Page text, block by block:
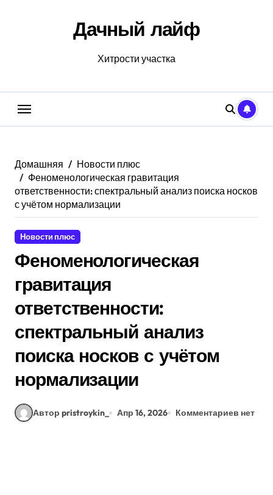
Дачный лайф
Хитрости участка
Домашняя
Новости плюс
Феноменологическая гравитация
ответственности: спектральный анализ поиска носков
с учётом нормализации
Новости плюс
Феноменологическая
гравитация
ответственности:
спектральный анализ
поиска носков с учётом
нормализации
Автор pristroykin_ Апр 16, 2026 Комментариев нет